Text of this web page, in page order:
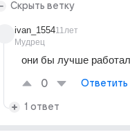
Скрыть ветку
ivan_1554
Мудрец
11лет
они бы лучше
0 Ответить
1 ответ